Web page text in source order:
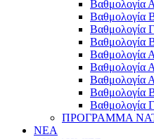
Βαθμολογία
Βαθμολογία
Βαθμολογία
Βαθμολογία
Βαθμολογία
Βαθμολογία
Βαθμολογία
Βαθμολογία
Βαθμολογία
ΠΡΟΓΡΑΜΜΑ
ΝΕΑ